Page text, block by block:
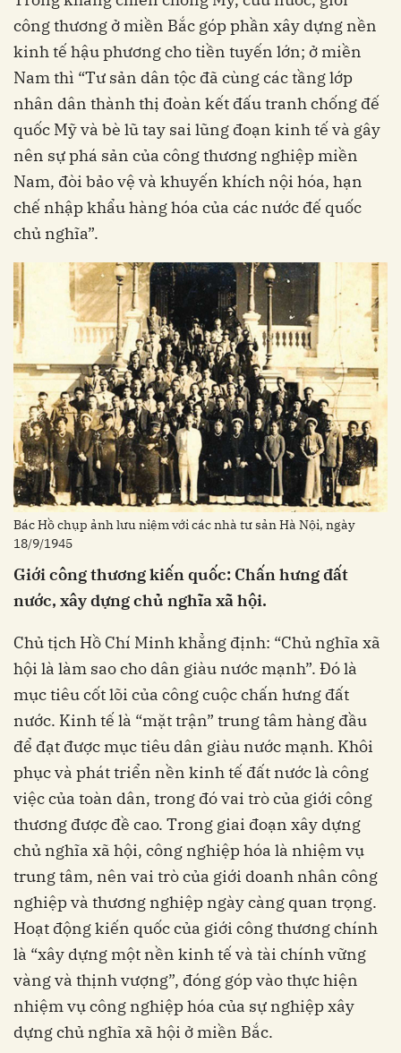
công thương ở miền Bắc góp phần xây dựng nền
kinh tế hậu phương cho tiền tuyến lớn; ở miền
Nam thì “Tư sản dân tộc đã cùng các tầng lớp
nhân dân thành thị đoàn kết đấu tranh chống đế
quốc Mỹ và bè lũ tay sai lũng đoạn kinh tế và gây
nên sự phá sản của công thương nghiệp miền
Nam, đòi bảo vệ và khuyến khích nội hóa, hạn
chế nhập khẩu hàng hóa của các nước đế quốc
chủ nghĩa”.
Bác Hồ chụp ảnh lưu niệm với các nhà tư sản Hà Nội, ngày
18/9/1945
Giới công thương kiến quốc: Chấn hưng đất
nước, xây dựng chủ nghĩa xã hội.
Chủ tịch Hồ Chí Minh khẳng định: “Chủ nghĩa xã
hội là làm sao cho dân giàu nước mạnh”. Đó là
mục tiêu cốt lõi của công cuộc chấn hưng đất
nước. Kinh tế là “mặt trận” trung tâm hàng đầu
để đạt được mục tiêu dân giàu nước mạnh. Khôi
phục và phát triển nền kinh tế đất nước là công
việc của toàn dân, trong đó vai trò của giới công
thương được đề cao. Trong giai đoạn xây dựng
chủ nghĩa xã hội, công nghiệp hóa là nhiệm vụ
trung tâm, nên vai trò của giới doanh nhân công
nghiệp và thương nghiệp ngày càng quan trọng.
Hoạt động kiến quốc của giới công thương chính
là “xây dựng một nền kinh tế và tài chính vững
vàng và thịnh vượng”, đóng góp vào thực hiện
nhiệm vụ công nghiệp hóa của sự nghiệp xây
dựng chủ nghĩa xã hội ở miền Bắc.